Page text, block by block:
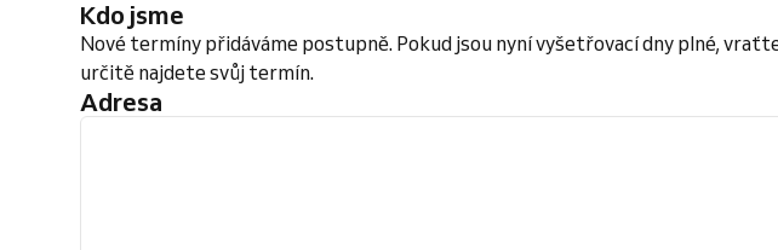
Kdo jsme
Nové termíny přidáváme postupně. Pokud jsou nyní vyšetřovací dny plné,
určitě najdete svůj termín.
Adresa